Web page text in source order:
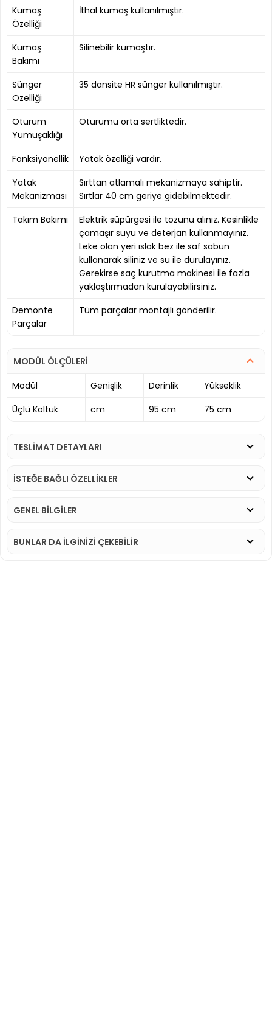
Kumaş
Özelliği
İthal kumaş kullanılmıştır.
Kumaş
Bakımı
Silinebilir kumaştır.
Sünger
Özelliği
35 dansite HR sünger kullanılmıştır.
Oturum
Yumuşaklığı
Oturumu orta sertliktedir.
Fonksiyonellik
Yatak özelliği vardır.
Yatak
Mekanizması
Sırttan atlamalı mekanizmaya sahiptir.
Sırtlar 40 cm geriye gidebilmektedir.
Takım Bakımı
Elektrik süpürgesi ile tozunu alınız. Kesinlikle
çamaşır suyu ve deterjan kullanmayınız.
Leke olan yeri ıslak bez ile saf sabun
kullanarak siliniz ve su ile durulayınız.
Gerekirse saç kurutma makinesi ile fazla
yaklaştırmadan kurulayabilirsiniz.
Demonte
Parçalar
Tüm parçalar montajlı gönderilir.
MODÜL ÖLÇÜLERİ
Modül
Genişlik Derinlik
Yükseklik
Üçlü Koltuk
cm 95 cm 75 cm
TESLİMAT DETAYLARI
İSTEĞE BAĞLI ÖZELLİKLER
GENEL BİLGİLER
BUNLAR DA İLGINIZI ÇEKEBILIR